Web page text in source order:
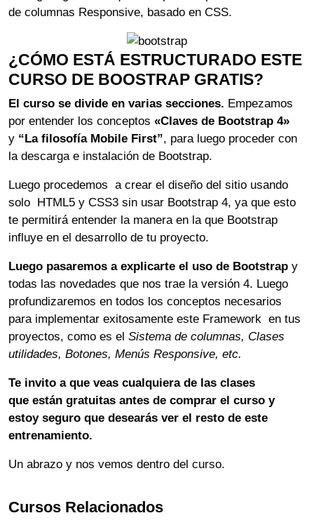
El componente Navbar – Expandiendo el menú
El componente Navbar – Trabajando con márgenes
automático
Creando un Sitio Web Desde Cero con Bootstrap 4
(parte 8)
Creando un Sitio Web Desde Cero con Bootstrap 4
(parte 9)
de columnas Responsive, basado en CSS.
¿CÓMO ESTÁ ESTRUCTURADO ESTE
CURSO DE BOOSTRAP GRATIS?
El curso se divide en varias secciones. Empezamos
por entender los conceptos «Claves de Bootstrap 4»
y “La filosofía Mobile First”, para luego proceder con
la descarga e instalación de Bootstrap.
Luego procedemos a crear el diseño del sitio usando
solo HTML5 y CSS3 sin usar Bootstrap 4, ya que esto
te permitirá entender la manera en la que Bootstrap
influye en el desarrollo de tu proyecto.
Luego pasaremos a explicarte el uso de Bootstrap y
todas las novedades que nos trae la versión 4. Luego
profundizaremos en todos los conceptos necesarios
para implementar exitosamente este Framework en tus
proyectos, como es el Sistema de columnas, Clases
utilidades, Botones, Menús Responsive, etc.
Te invito a que veas cualquiera de las clases
que están gratuitas antes de comprar el curso y
estoy seguro que desearás ver el resto de este
entrenamiento.
Un abrazo y nos vemos dentro del curso.
Cursos Relacionados